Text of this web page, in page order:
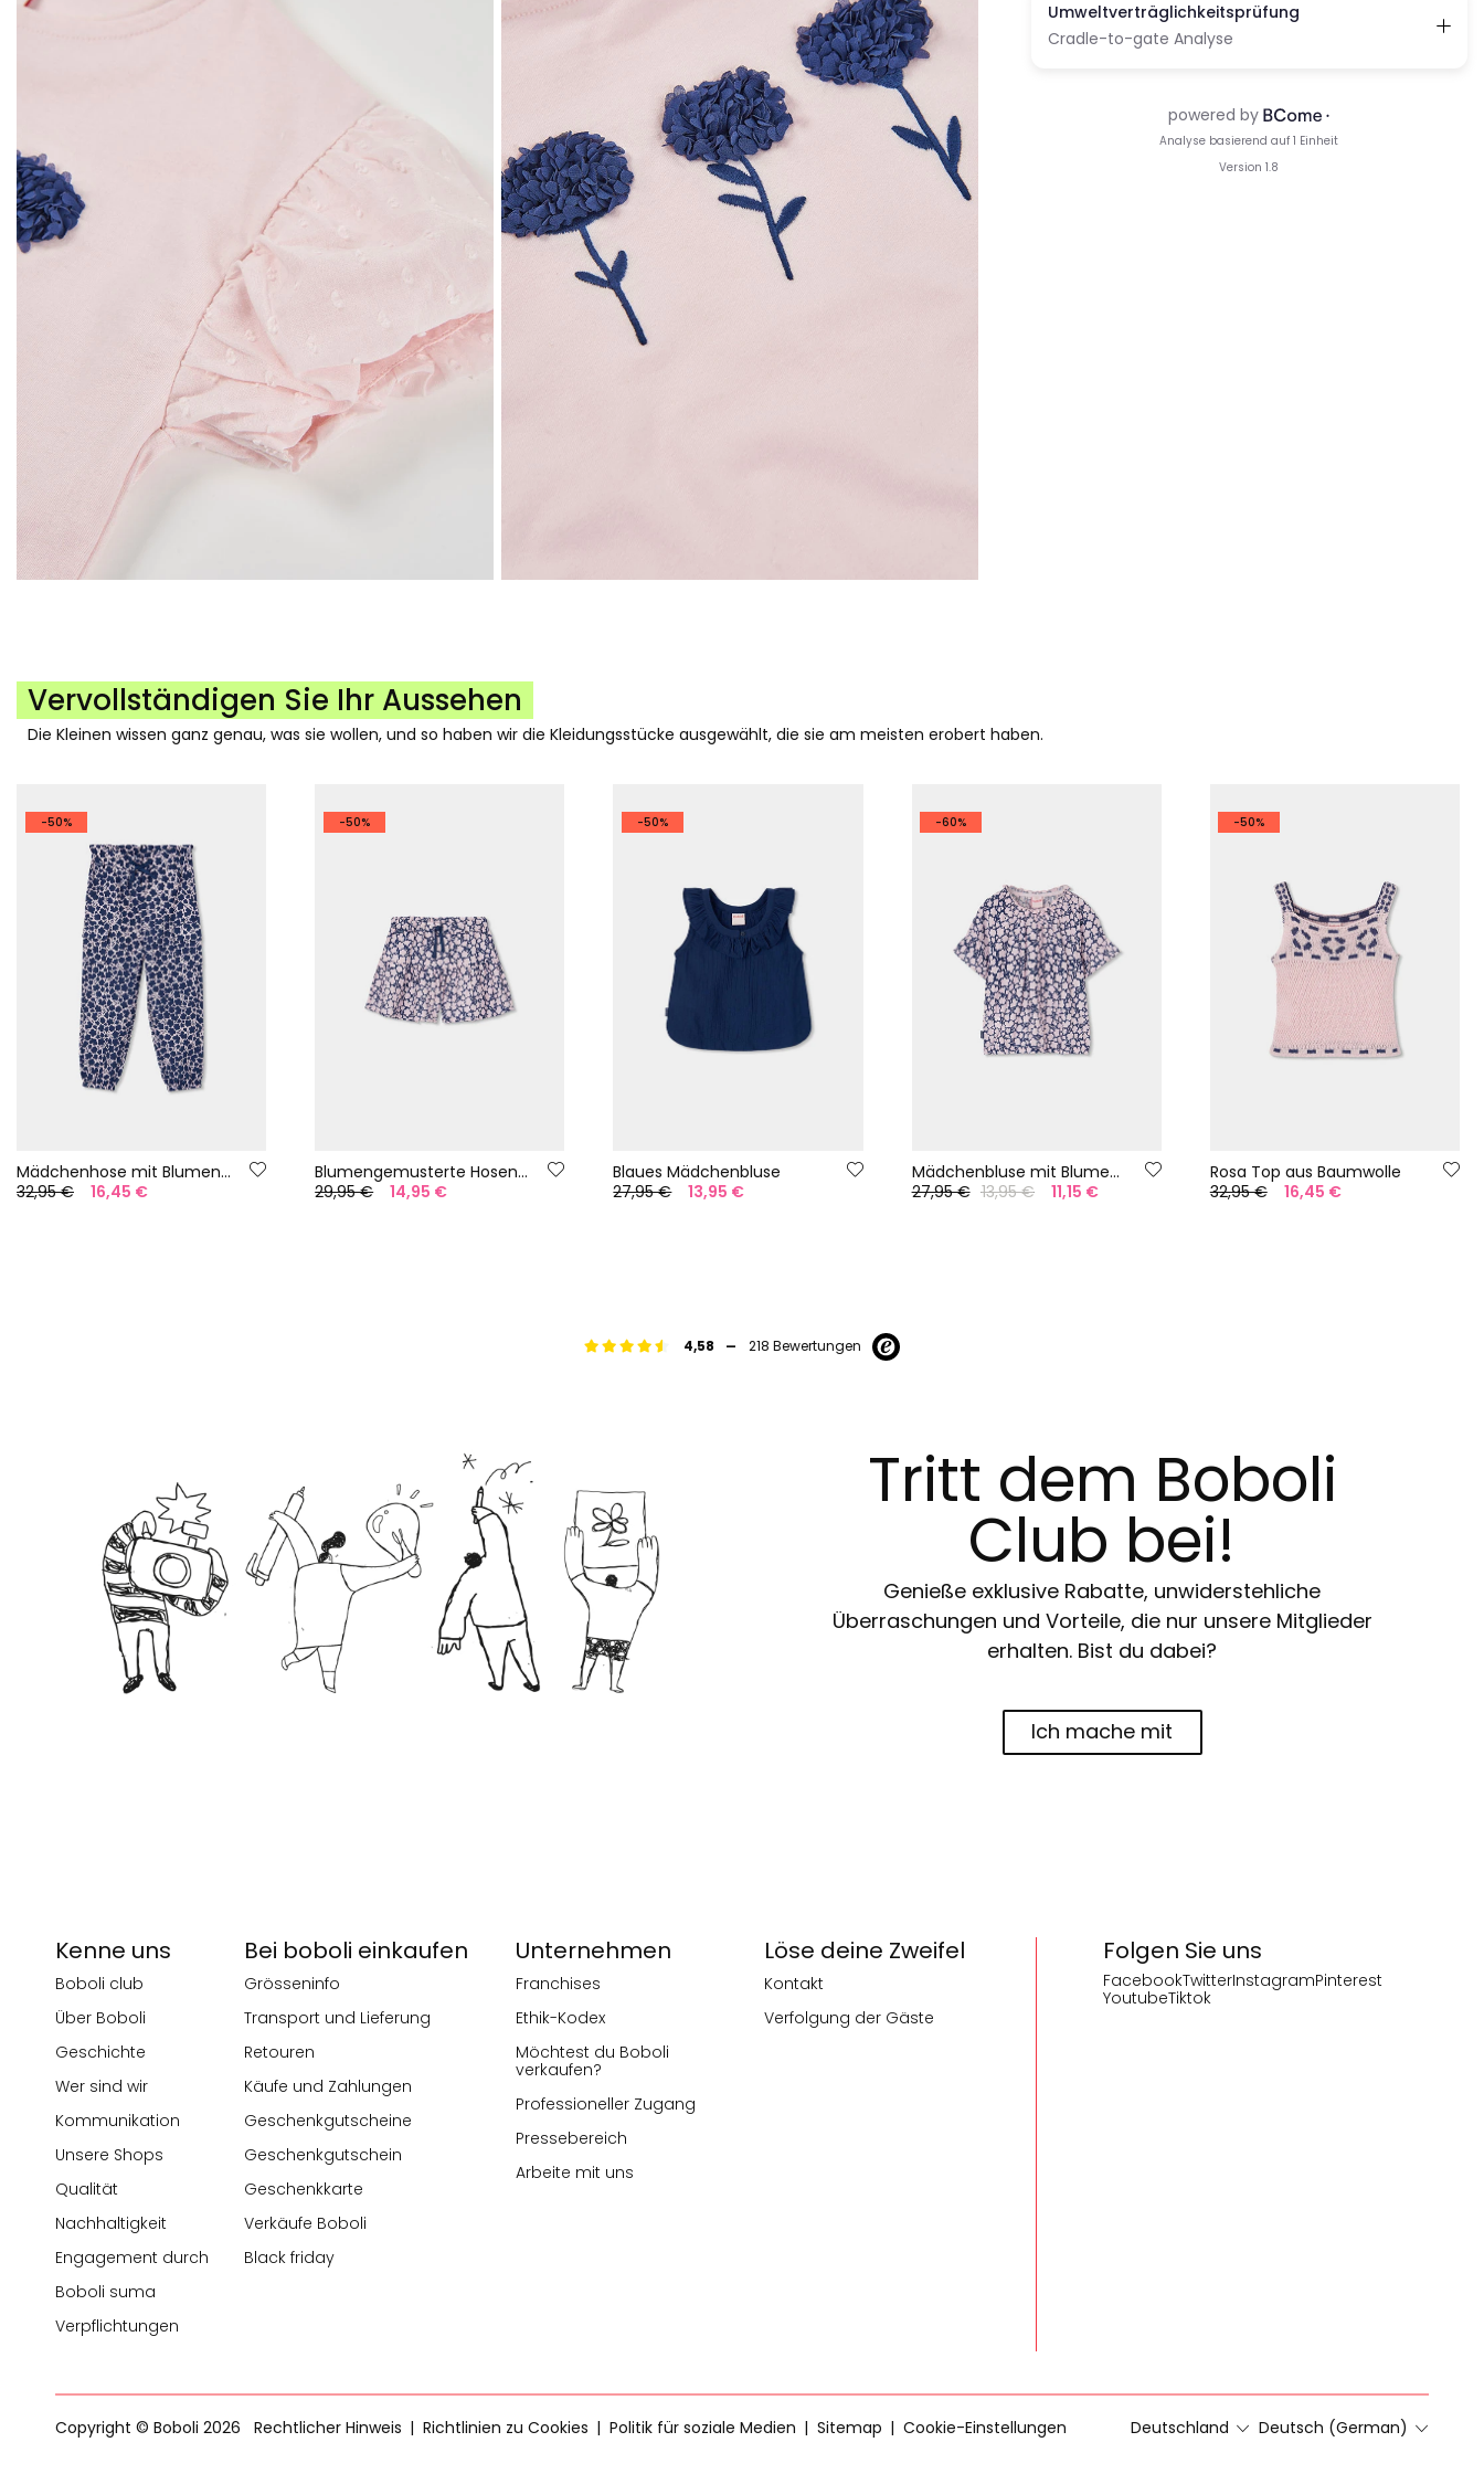
Vervollständigen Sie Ihr Aussehen
Die Kleinen wissen ganz genau, was sie wollen, und so haben wir die Kleidungsstücke ausgewählt, die sie am meisten erobert haben.
-50%
Mädchenhose mit Blumenmuster
32,95 €
16,45 €
-50%
Blumengemusterte Hosenrock
29,95 €
14,95 €
-50%
Blaues Mädchenbluse
27,95 €
13,95 €
-60%
Mädchenbluse mit Blumenmuster
27,95 € 13,95 € 11,15 €
-50%
Rosa Top aus Baumwolle
32,95 €
16,45 €
4,58 - 218 Bewertungen
Tritt dem Boboli
Club bei!
Genieße exklusive Rabatte, unwiderstehliche
Überraschungen und Vorteile, die nur unsere Mitglieder
erhalten. Bist du dabei?
Ich mache mit
Folgen Sie uns
FacebookTwitterInstagramPinterest
YoutubeTiktok
Kenne uns
Boboli club
Über Boboli
Geschichte
Wer sind wir
Kommunikation
Unsere Shops
Qualität
Nachhaltigkeit
Engagement durch
Boboli suma
Verpflichtungen
Bei boboli einkaufen
Grösseninfo
Transport und Lieferung
Retouren
Käufe und Zahlungen
Geschenkgutscheine
Geschenkgutschein
Geschenkkarte
Verkäufe Boboli
Black friday
Unternehmen
Franchises
Ethik-Kodex
Möchtest du Boboli
verkaufen?
Professioneller Zugang
Pressebereich
Arbeite mit uns
Löse deine Zweifel
Kontakt
Verfolgung der Gäste
Copyright © Boboli 2026 Deutschland Deutsch (German)
Rechtlicher Hinweis Richtlinien zu Cookies Politik für soziale Medien Sitemap Cookie-Einstellungen